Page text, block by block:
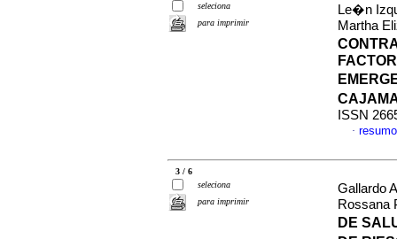
seleciona
para imprimir
Le�n
Martha
ISSN
·
3 / 6
seleciona
para imprimir
Gallardo
Rossana
DE